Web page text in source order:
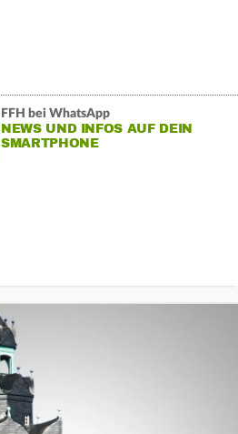
FFH bei WhatsApp
NEWS UND INFOS AUF DEIN
SMARTPHONE